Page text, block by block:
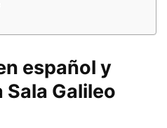
español y
Sala Galileo